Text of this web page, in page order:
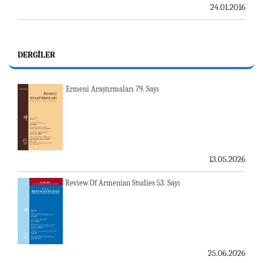
24.01.2016
DERGILER
Ermeni Araştırmaları 79. Sayı
13.05.2026
Review Of Armenian Studies 53. Sayı
25.06.2026